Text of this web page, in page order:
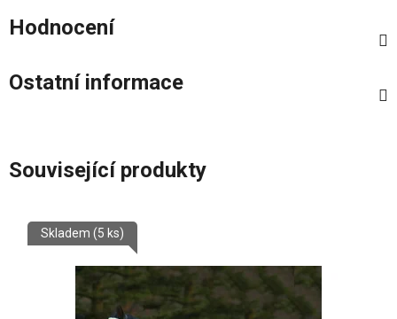
Hodnocení
Ostatní informace
Související produkty
Skladem (5 ks)